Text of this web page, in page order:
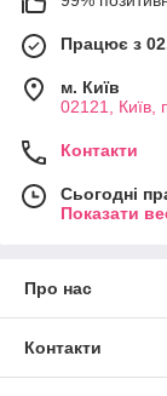
Працює з
м. Київ
02121, Київ,
Контакти
Сьогодні
Показати
Про нас
Контакти